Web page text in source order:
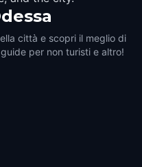
città e scopri il meglio di
per non turisti e altro!